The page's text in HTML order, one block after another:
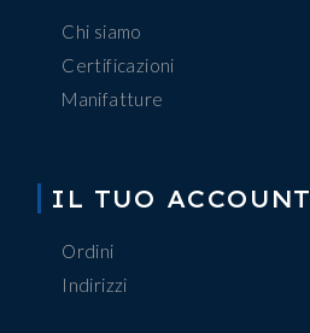
Chi siamo
Certificazioni
Manifatture
IL TUO ACCOUNT
Ordini
Indirizzi